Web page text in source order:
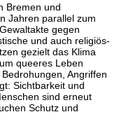
Bremen und
Jahren parallel zum
gegen
und auch religiös-
gezielt das Klima
queeres Leben
Angriffen
Sichtbarkeit und
sind erneut
Schutz und